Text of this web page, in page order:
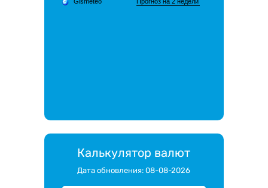
Калькулятор валют
Дата обновления: 08-08-2026